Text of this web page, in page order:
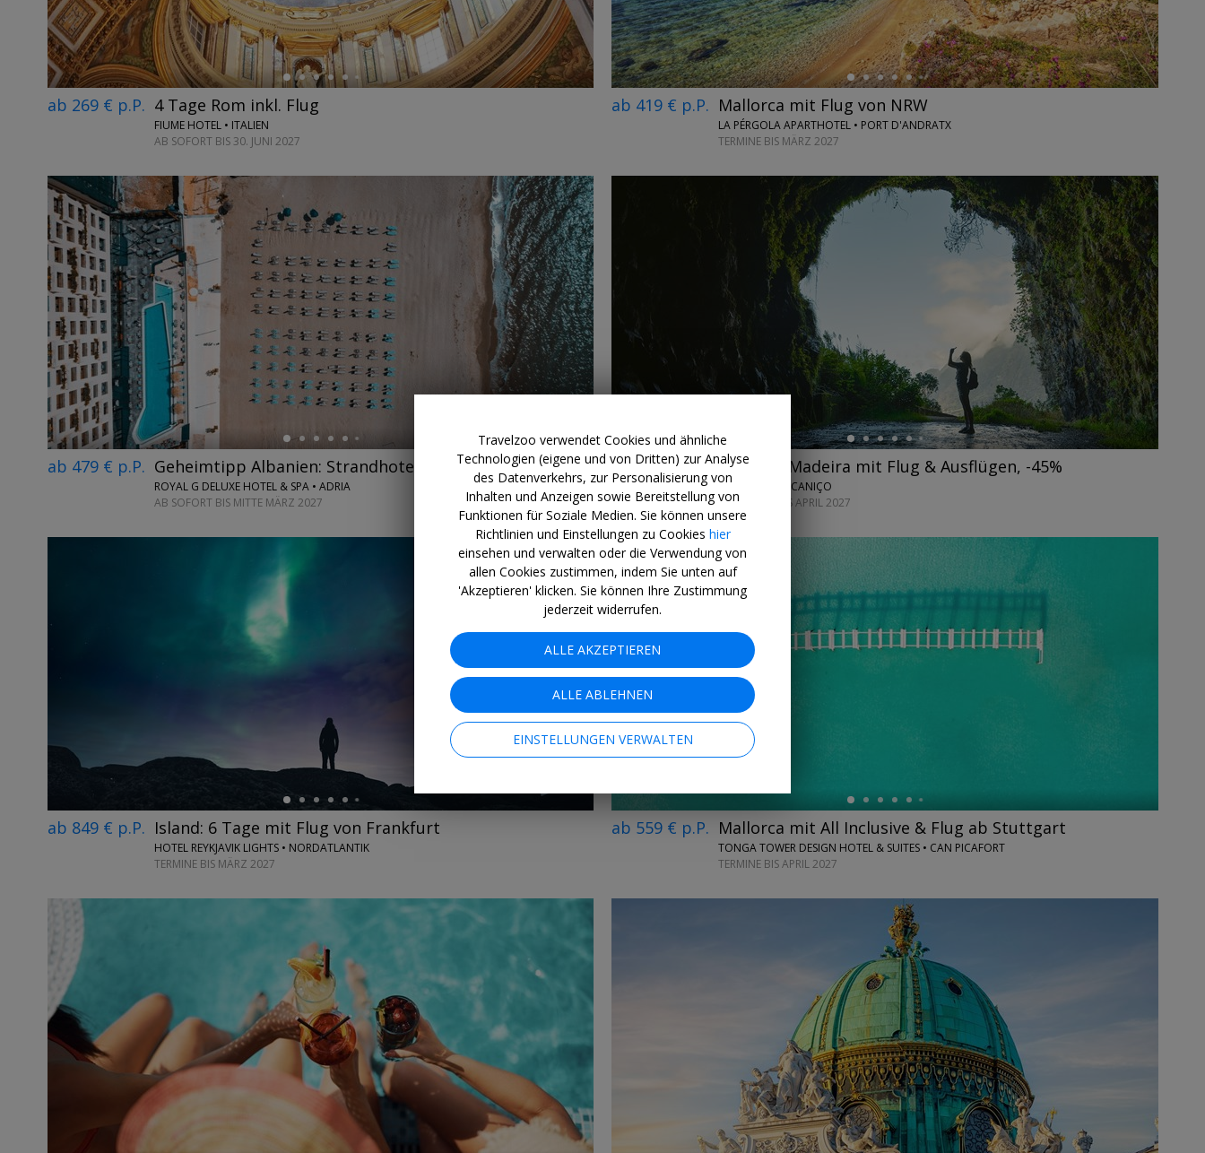
ab 269 € p.P. 4 Tage Rom inkl. Flug
FIUME HOTEL • ITALIEN
AB SOFORT BIS 30. JUNI 2027
ab 419 € p.P. Mallorca mit Flug von NRW
LA PÉRGOLA APARTHOTEL • PORT D'ANDRATX
TERMINE BIS MÄRZ 2027
← →
ab 479 € p.P. Geheimtipp Albanien: Strandhotel mit HP & Flug
ROYAL G DELUXE HOTEL & SPA • ADRIA
AB SOFORT BIS MITTE MÄRZ 2027
ab 699 € p.P. 1 Woche Madeira mit Flug & Ausflügen, -45%
REWE REISEN • CANIÇO
NOVEMBER BIS APRIL 2027
ab 849 € p.P. Island: 6 Tage mit Flug von Frankfurt
HOTEL REYKJAVIK LIGHTS • NORDATLANTIK
TERMINE BIS MÄRZ 2027
←
ab 559 € p.P. Mallorca mit All Inclusive & Flug ab Stuttgart
TONGA TOWER DESIGN HOTEL & SUITES • CAN PICAFORT
TERMINE BIS APRIL 2027
←
Travelzoo verwendet Cookies und ähnliche
Technologien (eigene und von Dritten) zur Analyse
des Datenverkehrs, zur Personalisierung von
Inhalten und Anzeigen sowie Bereitstellung von
Funktionen für Soziale Medien. Sie können unsere
Richtlinien und Einstellungen zu Cookies hier
einsehen und verwalten oder die Verwendung von
allen Cookies zustimmen, indem Sie unten auf
'Akzeptieren' klicken. Sie können Ihre Zustimmung
jederzeit widerrufen.
ALLE AKZEPTIEREN
ALLE ABLEHNEN
EINSTELLUNGEN VERWALTEN